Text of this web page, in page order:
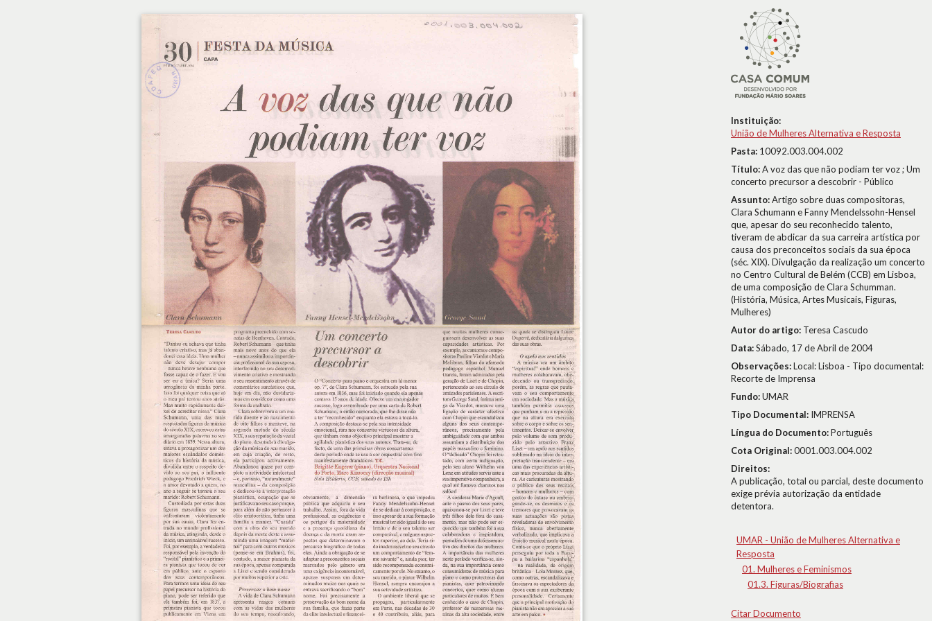
Instituição:
União de Mulheres Alternativa e Resposta
Pasta: 10092.003.004.002
Título:A voz das que não podiam ter voz ; Um
concerto precursor a descobrir - Público
Assunto:Artigo sobre duas compositoras,
Clara Schumann e Fanny Mendelssohn-Hensel
que, apesar do seu reconhecido talento,
tiveram de abdicar da sua carreira artística por
causa dos preconceitos sociais da sua época
(séc. XIX). Divulgação da realização um concerto
no Centro Cultural de Belém (CCB) em Lisboa,
de uma composição de Clara Schumman.
(História, Música, Artes Musicais, Figuras,
Mulheres)
Autor do artigo: Teresa Cascudo
Data:Sábado, 17 de Abril de 2004
Observações:Local: Lisboa - Tipo documental:
Recorte de Imprensa
Fundo:UMAR
Tipo Documental: IMPRENSA
Língua do Documento:Português
Cota Original:0001.003.004.002
Direitos:
A publicação, total ou parcial, deste documento
exige prévia autorização da entidade
detentora.
UMAR - União de Mulheres Alternativa e
Resposta
01. Mulheres e Feminismos
01.3. Figuras/Biografias
Citar Documento